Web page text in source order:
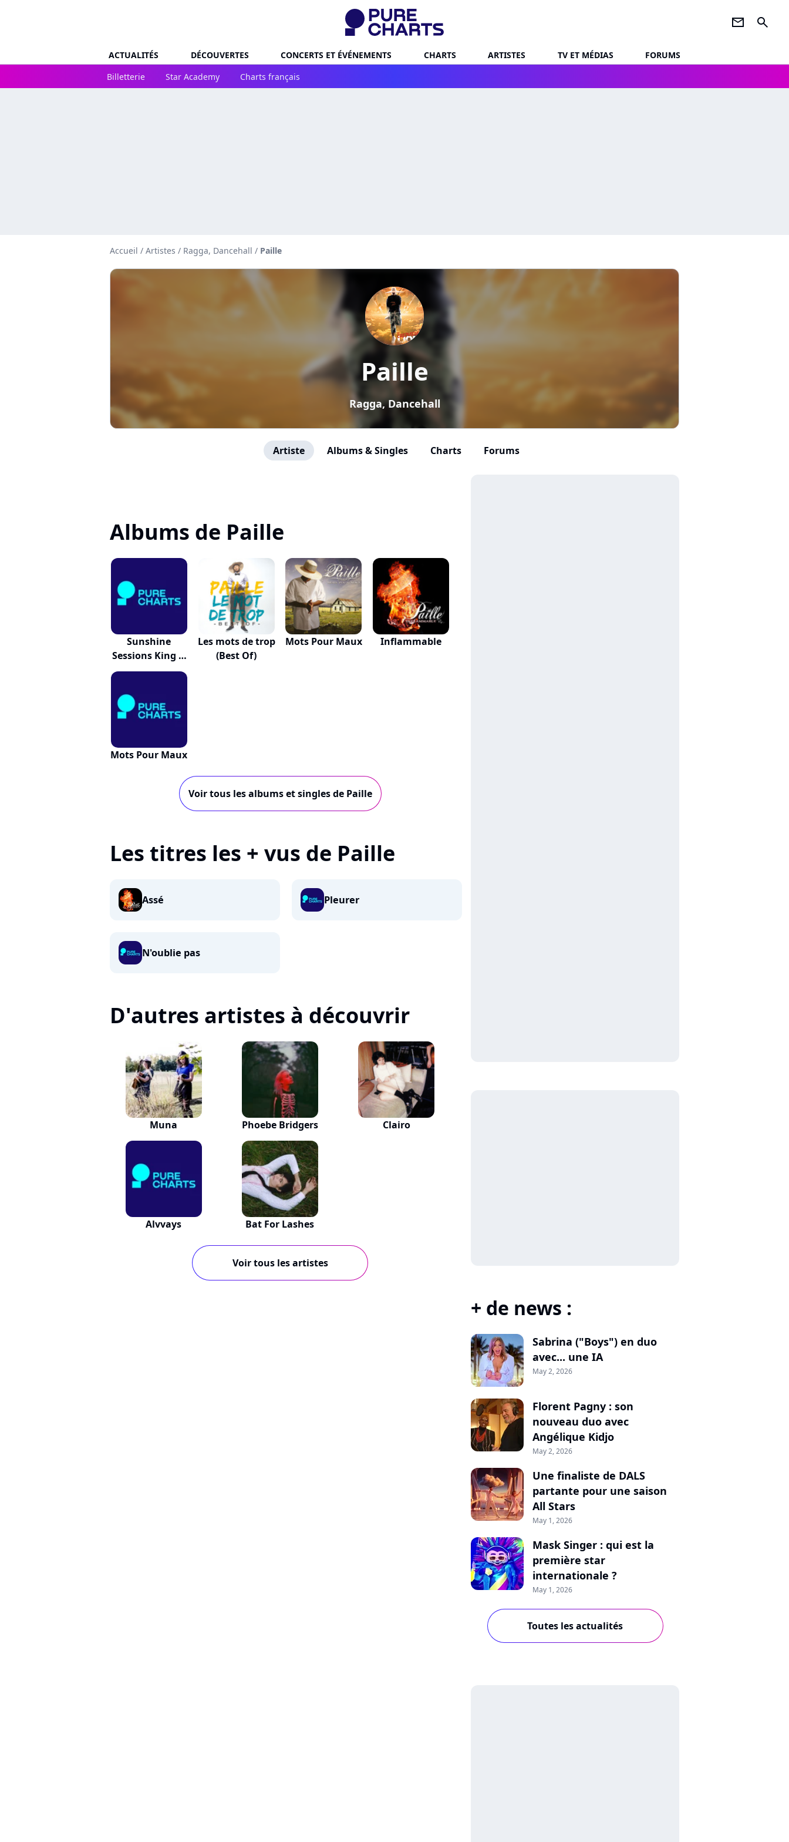
newsletter search
ACTUALITÉS DÉCOUVERTES CONCERTS ET ÉVÉNEMENTS CHARTS ARTISTES TV ET MÉDIAS
FORUMS
Billetterie
Star Academy Charts français
Accueil / Artistes / Ragga, Dancehall / Paille
Paille
Ragga, Dancehall
Artiste Albums & Singles Charts Forums
Albums de Paille
Sunshine
Sessions King &
Quee...
Les mots de trop
(Best Of)
Mots Pour Maux Inflammable
Mots Pour Maux
Voir tous les albums et singles de Paille
Les titres les + vus de Paille
Assé Pleurer
N'oublie pas
D'autres artistes à découvrir
Muna Phoebe Bridgers Clairo
Alvvays Bat For Lashes
Voir tous les artistes
+ de news :
Sabrina ("Boys") en duo
avec... une IA
May 2, 2026
Florent Pagny : son
nouveau duo avec
Angélique Kidjo
May 2, 2026
Une finaliste de DALS
partante pour une saison
All Stars
May 1, 2026
Mask Singer : qui est la
première star
internationale ?
May 1, 2026
Toutes les actualités